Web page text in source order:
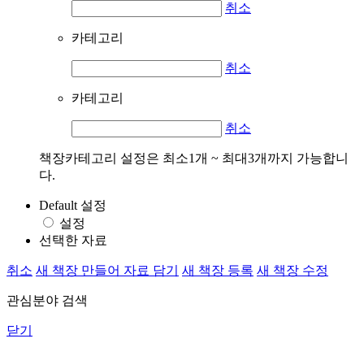
취소
카테고리
취소
카테고리
취소
책장카테고리 설정은 최소1개 ~ 최대3개까지 가능합니
다.
Default 설정
설정
선택한 자료
취소 새 책장 만들어 자료 담기 새 책장 등록 새 책장 수정
관심분야 검색
닫기